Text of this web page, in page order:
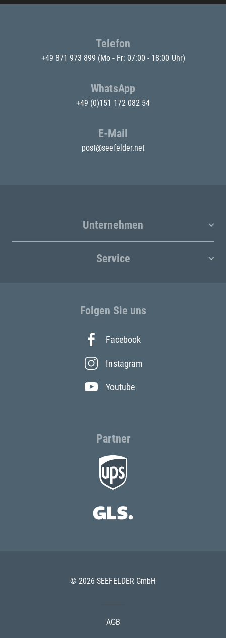
Telefon
+49 871 973 899 (Mo - Fr: 07:00 - 18:00 Uhr)
WhatsApp
+49 (0)151 172 082 54
E-Mail
post@seefelder.net
Unternehmen
Service
Folgen Sie uns
Facebook
Instagram
Youtube
Partner
© 2026 SEEFELDER GmbH
AGB